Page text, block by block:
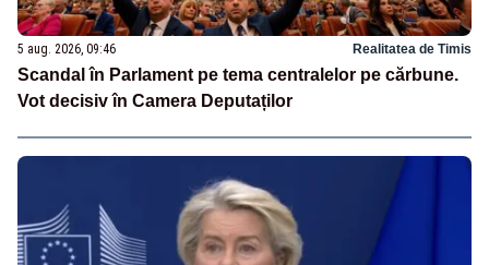
5 aug. 2026, 09:46 Realitatea de Timis
Scandal în Parlament pe tema centralelor pe cărbune.
Vot decisiv în Camera Deputaților